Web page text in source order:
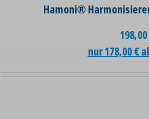
Hamoni®
198,00
nur 178,00 €